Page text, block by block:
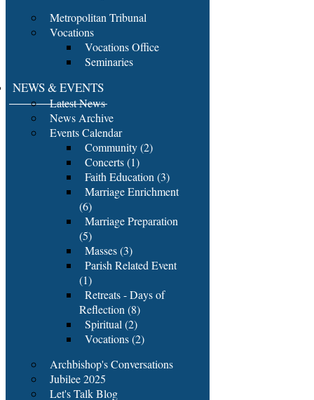
Metropolitan Tribunal
Vocations
Vocations Office
Seminaries
NEWS & EVENTS
Latest News
News Archive
Events Calendar
Community (2)
Concerts (1)
Faith Education (3)
Marriage Enrichment
(6)
Marriage Preparation
(5)
Masses (3)
Parish Related Event
(1)
Retreats - Days of
Reflection (8)
Spiritual (2)
Vocations (2)
Archbishop's Conversations
Jubilee 2025
Let's Talk Blog